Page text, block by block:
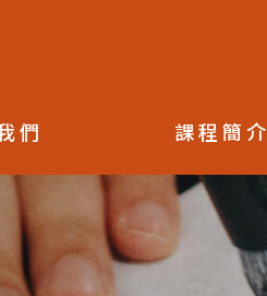
們 課程簡介